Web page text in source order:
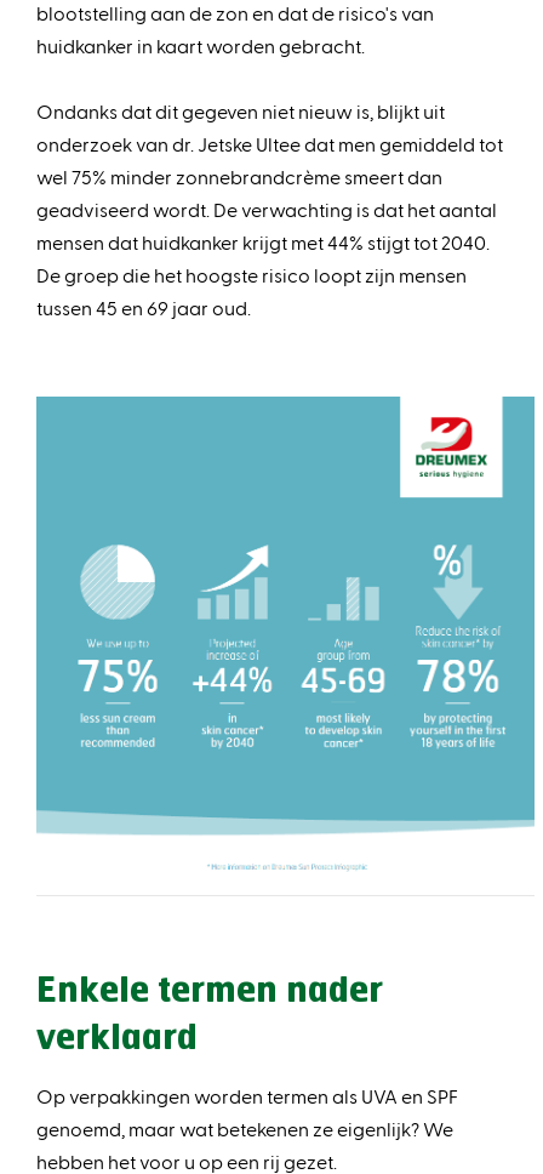
blootstelling aan de zon en dat de risico's van
huidkanker in kaart worden gebracht.
Ondanks dat dit gegeven niet nieuw is, blijkt uit
onderzoek van dr. Jetske Ultee dat men gemiddeld tot
wel 75% minder zonnebrandcrème smeert dan
geadviseerd wordt. De verwachting is dat het aantal
mensen dat huidkanker krijgt met 44% stijgt tot 2040.
De groep die het hoogste risico loopt zijn mensen
tussen 45 en 69 jaar oud.
Enkele termen nader
verklaard
Op verpakkingen worden termen als UVA en SPF
genoemd, maar wat betekenen ze eigenlijk? We
hebben het voor u op een rij gezet.